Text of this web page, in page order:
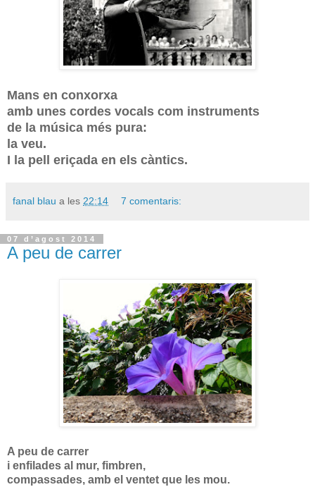
Mans en conxorxa
amb unes cordes vocals com instruments
de la música més pura:
la veu.
I la pell eriçada en els càntics.
fanal blau a les 22:14 7 comentaris:
07 d’agost 2014
A peu de carrer
A peu de carrer
i enfilades al mur, fimbren,
compassades, amb el ventet que les mou.